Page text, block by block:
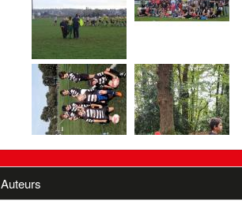
Auteurs